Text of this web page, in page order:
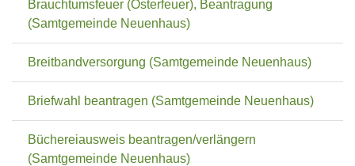
Brauchtumsfeuer (Osterfeuer), Beantragung
(Samtgemeinde Neuenhaus)
Breitbandversorgung (Samtgemeinde Neuenhaus)
Briefwahl beantragen (Samtgemeinde Neuenhaus)
Büchereiausweis beantragen/verlängern
(Samtgemeinde Neuenhaus)